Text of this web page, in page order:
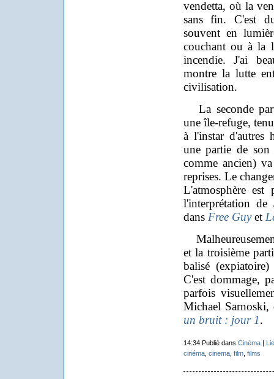
vendetta, où la
sans fin. C'est
souvent en
couchant ou à la
incendie. J'ai
montre la lutte
civilisation.
La seconde
une île-refuge,
à l'instar d'autres
une partie de
comme ancien)
reprises. Le
L'atmosphère
l'interprétation de
dans Free Guyet
et la troisième
balisé
C'est dommage,
parfois
Michael
un bruit : jour 1.
14:34 Publié dans Cinéma|
cinéma, cinema, film, films